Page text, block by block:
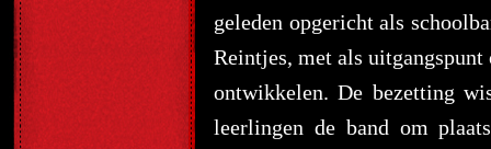
geleden opgericht als
Reintjes, met als
ontwikkelen. De bezetting
leerlingen de band om